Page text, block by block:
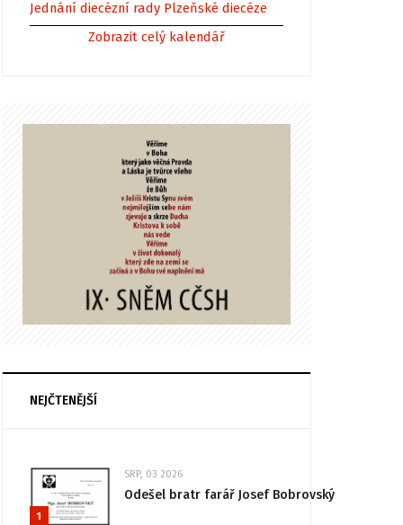
Jednání diecézní rady Plzeňské diecéze
Zobrazit celý kalendář
NEJČTENĚJŠÍ
1
SRP, 03 2026
Odešel bratr farář Josef Bobrovský